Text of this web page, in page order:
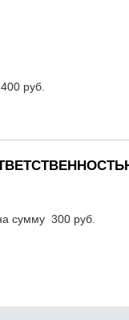
руб.
сумму 300 руб.